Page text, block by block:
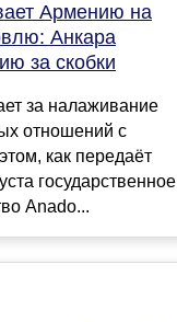
Армению на
Анкара
за скобки
за налаживание
отношений с
как передаëт
государственное
Anado...